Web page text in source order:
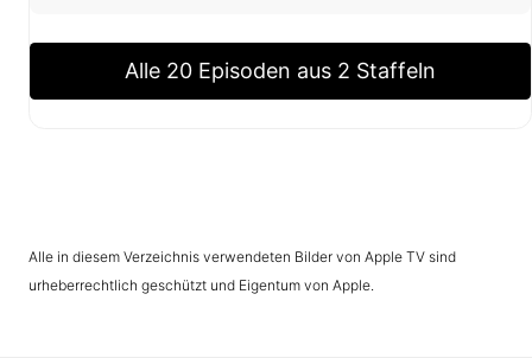
Alle 20 Episoden aus 2 Staffeln
Alle in diesem Verzeichnis verwendeten Bilder von Apple TV sind
urheberrechtlich geschützt und Eigentum von Apple.